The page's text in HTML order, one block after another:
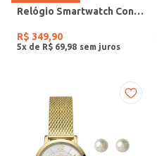
Relógio Smartwatch Condor PRETO
R$ 349,90
5x de R$ 69 98